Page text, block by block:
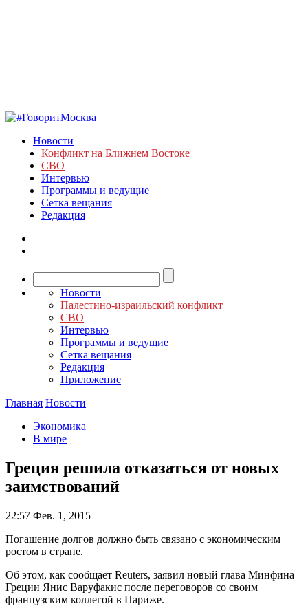
Новости
Конфликт на Ближнем Востоке
СВО
Интервью
Программы и ведущие
Сетка вещания
Редакция
Новости
Палестино-израильский конфликт
СВО
Интервью
Программы и ведущие
Сетка вещания
Редакция
Приложение
Главная Новости
Экономика
В мире
Греция решила отказаться от новых
заимствований
22:57 Фев. 1, 2015
Погашение долгов должно быть связано с экономическим
ростом в стране.
Об этом, как сообщает Reuters, заявил новый глава Минфина
Греции Янис Варуфакис после переговоров со своим
французским коллегой в Париже.